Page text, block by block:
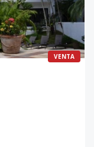
VENTA